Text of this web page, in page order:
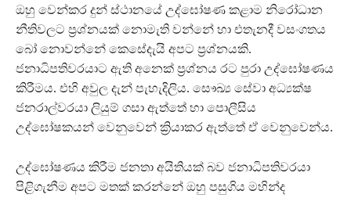
ඔහු වෙන්කර දුන් ස්ථානයේ උද්ඝෝෂණ කළාම නිරෝධාන
නීතිවලට ප්‍රශ්නයක් නොමැති වන්නේ හා එතැනදී වසංගතය
බෝ නොවන්නේ කෙසේදැයි අපට ප්‍රශ්නයකි.
ජනාධිපතිවරයාට ඇති අනෙක් ප්‍රශ්නය රට පුරා උද්ඝෝෂණය
කිරීමය. එහි අවුල දැන් පැහැදිලිය. සෞඛ්‍ය සේවා අධ්‍යක්ෂ
ජනරාල්වරයා ලියුම් ගසා ඇත්තේ හා පොලීසිය
උද්ඝෝෂකයන් වෙනුවෙන් ක්‍රියාකර ඇත්තේ ඒ වෙනුවෙන්ය.
උද්ඝෝෂණය කිරීම ජනතා අයිතියක් බව ජනාධිපතිවරයා
පිළිගැනීම අපට මතක් කරන්නේ ඔහු පසුගිය මහින්ද